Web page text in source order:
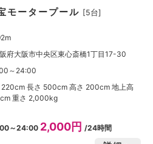
モータープール [5台]
府大阪市中央区東心斎橋1丁目17-30
～24:00
220cm 長さ 500cm 高さ 200cm 地上高
重さ 2,000kg
～24:00 2,000円 /24時間